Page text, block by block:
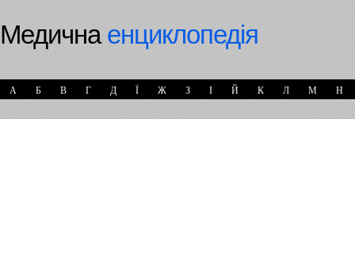
Медичнаенциклопедія
А Б В Г Д Ї Ж З І Й К Л М Н